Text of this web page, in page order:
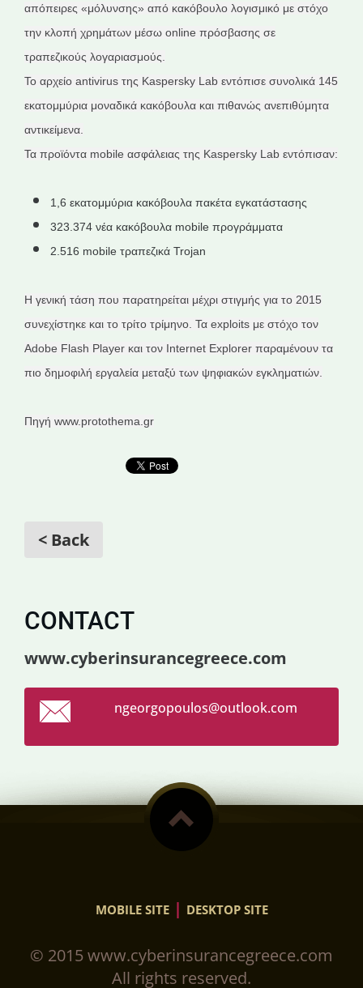
απόπειρες «μόλυνσης» από κακόβουλο λογισμικό με στόχο
την κλοπή χρημάτων μέσω online πρόσβασης σε
τραπεζικούς λογαριασμούς.
Το αρχείο antivirus της Kaspersky Lab εντόπισε συνολικά 145
εκατομμύρια μοναδικά κακόβουλα και πιθανώς ανεπιθύμητα
αντικείμενα.
Τα προϊόντα mobile ασφάλειας της Kaspersky Lab εντόπισαν:
1,6 εκατομμύρια κακόβουλα πακέτα εγκατάστασης
323.374 νέα κακόβουλα mobile προγράμματα
2.516 mobile τραπεζικά Trojan
Η γενική τάση που παρατηρείται μέχρι στιγμής για το 2015
συνεχίστηκε και το τρίτο τρίμηνο. Τα exploits με στόχο τον
Adobe Flash Player και τον Internet Explorer παραμένουν τα
πιο δημοφιλή εργαλεία μεταξύ των ψηφιακών εγκληματιών.
Πηγή www.protothema.gr
< Back
CONTACT
www.cyberinsurancegreece.com
ngeorgopoulos@outlook.com
MOBILE SITE | DESKTOP SITE
© 2015 www.cyberinsurancegreece.com
All rights reserved.